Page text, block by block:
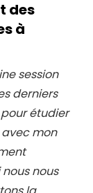
des
à
session
derniers
pour étudier
mon
nous